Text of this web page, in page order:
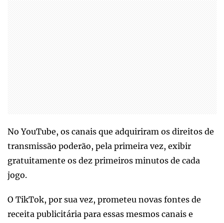
No YouTube, os canais que adquiriram os direitos de
transmissão poderão, pela primeira vez, exibir
gratuitamente os dez primeiros minutos de cada
jogo.
O TikTok, por sua vez, prometeu novas fontes de
receita publicitária para essas mesmos canais e